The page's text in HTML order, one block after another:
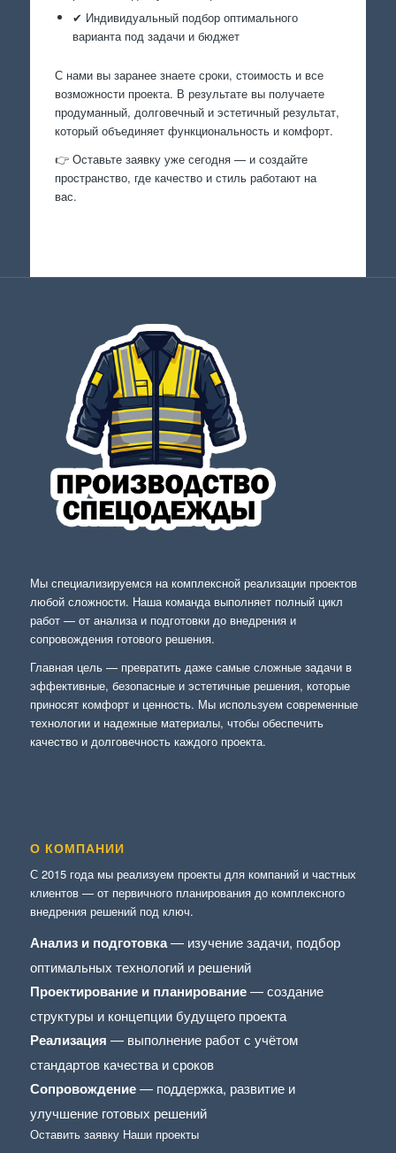
✔ Индивидуальный подбор оптимального
варианта под задачи и бюджет
С нами вы заранее знаете сроки, стоимость и все
возможности проекта. В результате вы получаете
продуманный, долговечный и эстетичный результат,
который объединяет функциональность и комфорт.
👉 Оставьте заявку уже сегодня — и создайте
пространство, где качество и стиль работают на
вас.
Мы специализируемся на комплексной реализации проектов
любой сложности. Наша команда выполняет полный цикл
работ — от анализа и подготовки до внедрения и
сопровождения готового решения.
Главная цель — превратить даже самые сложные задачи в
эффективные, безопасные и эстетичные решения, которые
приносят комфорт и ценность. Мы используем современные
технологии и надежные материалы, чтобы обеспечить
качество и долговечность каждого проекта.
О КОМПАНИИ
С 2015 года мы реализуем проекты для компаний и частных
клиентов — от первичного планирования до комплексного
внедрения решений под ключ.
Анализ и подготовка— изучение задачи, подбор
оптимальных технологий и решений
Проектирование и планирование— создание
структуры и концепции будущего проекта
Реализация — выполнение работ с учётом
стандартов качества и сроков
Сопровождение— поддержка, развитие и
улучшение готовых решений
Оставить заявку Наши проекты